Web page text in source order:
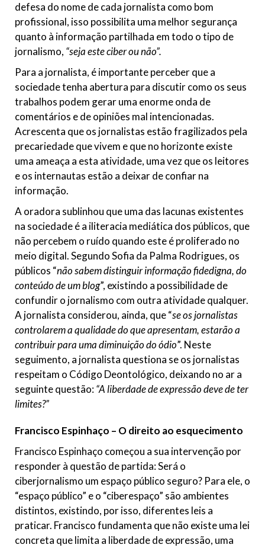
defesa do nome de cada jornalista como bom
profissional, isso possibilita uma melhor segurança
quanto à informação partilhada em todo o tipo de
jornalismo, “seja este ciber ou não”.
Para a jornalista, é importante perceber que a
sociedade tenha abertura para discutir como os seus
trabalhos podem gerar uma enorme onda de
comentários e de opiniões mal intencionadas.
Acrescenta queos jornalistas estão fragilizados pela
precariedade que vivem e que no horizonte existe
uma ameaça a esta atividade, uma vez que os leitores
e os internautas estão a deixar de confiar na
informação.
A oradora sublinhou que uma das lacunas existentes
na sociedade é a iliteracia mediática dos públicos, que
não percebem o ruído quando este é proliferado no
meio digital. Segundo Sofia da Palma Rodrigues, os
públicos “não sabem distinguir informação fidedigna, do
conteúdo de um blog”, existindo a possibilidade de
confundir o jornalismo com outra atividade qualquer.
A jornalista considerou, ainda, que “se os jornalistas
controlarem a qualidade do que apresentam, estarão a
contribuir para uma diminuição do ódio”. Neste
seguimento, a jornalista questiona se os jornalistas
respeitam o Código Deontológico, deixando no ar a
seguinte questão:“A liberdade de expressão deve de ter
limites?”
Francisco Espinhaço – O direito ao esquecimento
Francisco Espinhaço começou a sua intervenção por
responder à questão de partida: Será o
ciberjornalismo um espaço público seguro? Para ele, o
“espaço público” e o “ciberespaço” são ambientes
distintos, existindo, por isso, diferentes leis a
praticar. Francisco fundamenta que não existe uma lei
concreta que limita a liberdade de expressão, uma